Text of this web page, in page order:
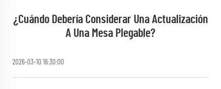
¿Cuándo Debería Considerar Una Actualización
A Una Mesa Plegable?
2026-03-10 16:30:00